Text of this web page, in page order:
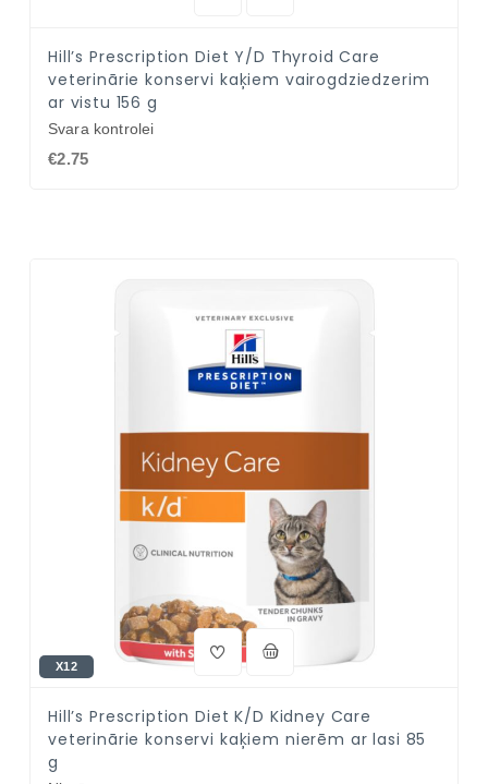
Hill’s Prescription Diet Y/D Thyroid Care
veterinārie konservi kaķiem vairogdziedzerim
ar vistu 156 g
Svara kontrolei
€2.75
X12
Hill’s Prescription Diet K/D Kidney Care
veterinārie konservi kaķiem nierēm ar lasi 85
g